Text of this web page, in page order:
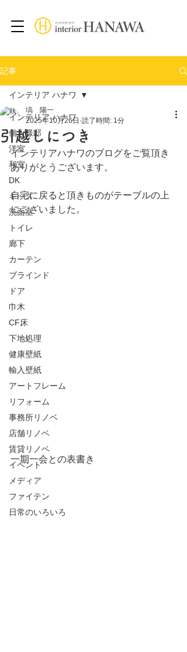
記事
インテリア ハナワ
個人様邸
洋室
和室
DK
キッズ
洗面室
トイレ
廊下
カーテン
ブラインド
ドア
巾木
CF床
下地処理
健康壁紙
輸入壁紙
アートフレーム
リフォーム
事務所リノベ
店舗リノベ
賃貸リノベ
イベント
メディア
ファイテン
日常のいろいろ
インテリア ハナワ
引越しにつき
塙 陽一
2025年10月26日 読了時間: 1分
インテリアハナワのブログをご覧頂き
ありがとうございます。
自宅に戻ると頂きものがテーブルの上
にございました。
一期一会との表書き